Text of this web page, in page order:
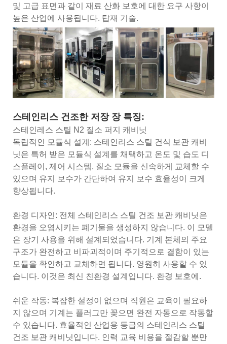
및 고급 표면과 같이 재료 산화 보호에 대한 요구 사항이
높은 산업에 사용됩니다. 탑재 기술.
스테인리스 건조한 저장 장 특징:
스테인레스 스틸 N2 질소 퍼지 캐비닛
독립적인 모듈식 설계: 스테인리스 스틸 건식 보관 캐비
닛은 특허 받은 모듈식 설계를 채택하고 온도 및 습도 디
스플레이, 제어 시스템, 질소 모듈을 신속하게 교체할 수
있으며 유지 보수가 간단하여 유지 보수 효율성이 크게
향상됩니다.
환경 디자인: 전체 스테인리스 스틸 건조 보관 캐비닛은
환경을 오염시키는 폐기물을 생성하지 않습니다. 이 모델
은 장기 사용을 위해 설계되었습니다. 기계 본체의 주요
구조가 완전하고 비파괴적이며 주기적으로 결함이 있는
모듈을 확인하고 교체하면 됩니다. 영원히 사용할 수 있
습니다. 이것은 최신 친환경 설계입니다. 환경 보호에.
쉬운 작동: 복잡한 설정이 없으며 직원은 교육이 필요하
지 않으며 기계는 플러그만 꽂으면 완전 자동으로 작동할
수 있습니다. 효율적인 산업용 등급의 ​​스테인리스 스틸
건조 보관 캐비닛입니다. 인력 교육 비용을 절감할 뿐만